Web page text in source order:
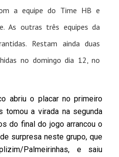
a equipe do Time HB e
As outras três equipes da
Restam ainda duas
no domingo dia 12, no
abriu o placar no primeiro
tomou a virada na segunda
do final do jogo arrancou o
surpresa neste grupo, que
Palmeirinhas, e saiu